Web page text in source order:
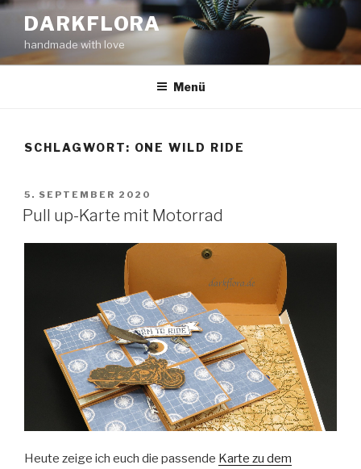
Zum
Inhalt
springen
DARKFLORA
handmade with love
Menü
SCHLAGWORT: ONE WILD RIDE
VERÖFFENTLICHT
AM
5. SEPTEMBER 2020
Pull up-Karte mit Motorrad
Heute zeige ich euch die passende Karte zu dem